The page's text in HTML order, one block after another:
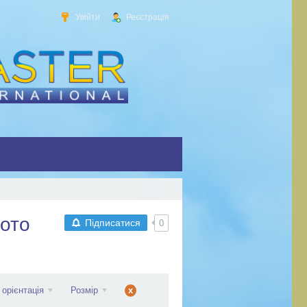
Увійти Реєстрація
Підписатися 0
Розмір x